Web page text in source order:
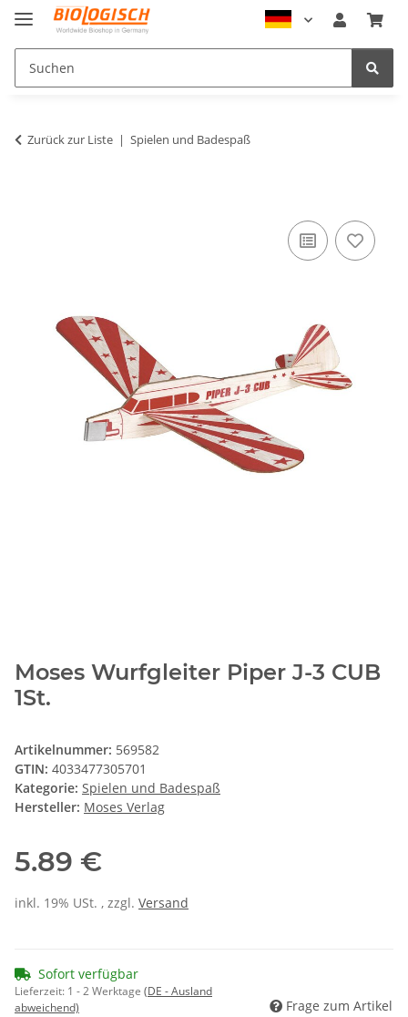
Zurück zur Liste Spielen und Badespaß
Moses Wurfgleiter Piper J-3 CUB
1St.
Artikelnummer: 569582
GTIN: 4033477305701
Kategorie: Spielen und Badespaß
Hersteller: Moses Verlag
5.89 €
inkl. 19% USt. , zzgl. Versand
Sofort verfügbar
Lieferzeit: 1 - 2 Werktage (DE - Ausland
abweichend)
Frage zum Artikel